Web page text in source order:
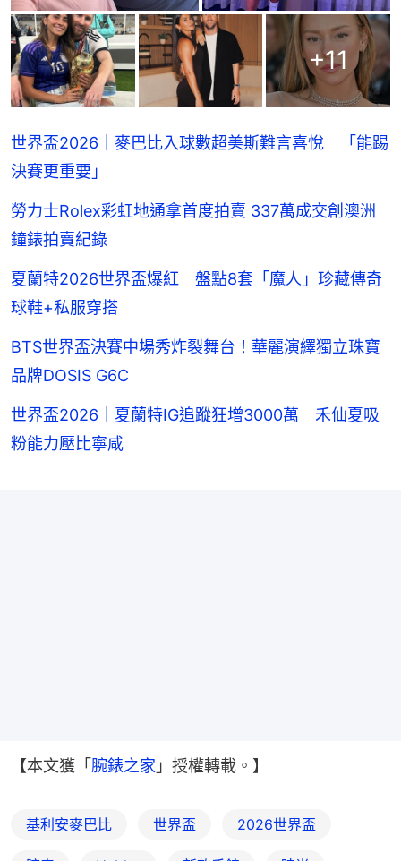
+11
世界盃2026｜麥巴比入球數超美斯難言喜悅 「能踢
決賽更重要」
勞力士Rolex彩虹地通拿首度拍賣 337萬成交創澳洲
鐘錶拍賣紀錄
夏蘭特2026世界盃爆紅 盤點8套「魔人」珍藏傳奇
球鞋+私服穿搭
BTS世界盃決賽中場秀炸裂舞台！華麗演繹獨立珠寶
品牌DOSIS G6C
世界盃2026｜夏蘭特IG追蹤狂增3000萬 禾仙夏吸
粉能力壓比寧咸
【本文獲「 腕錶之家 」授權轉載。】
基利安麥巴比 世界盃 2026世界盃